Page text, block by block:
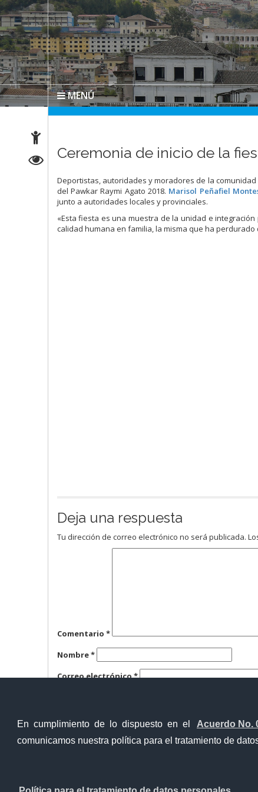
En cumplimiento de lo dispuesto en el Acuerdo No.
comunicamos nuestra política para el tratamiento de
MENÚ
Ceremonia de inicio de la
Deportistas, autoridades y moradores de la
del Pawkar Raymi Agato 2018. Marisol Peñafiel
junto a autoridades locales y provinciales.
«Esta fiesta es una muestra de la unidad e
calidad humana en familia, la misma que ha perdurado
Deja una respuesta
Tu dirección de correo electrónico no será publicada.
Comentario *
Nombre*
Correo electrónico*